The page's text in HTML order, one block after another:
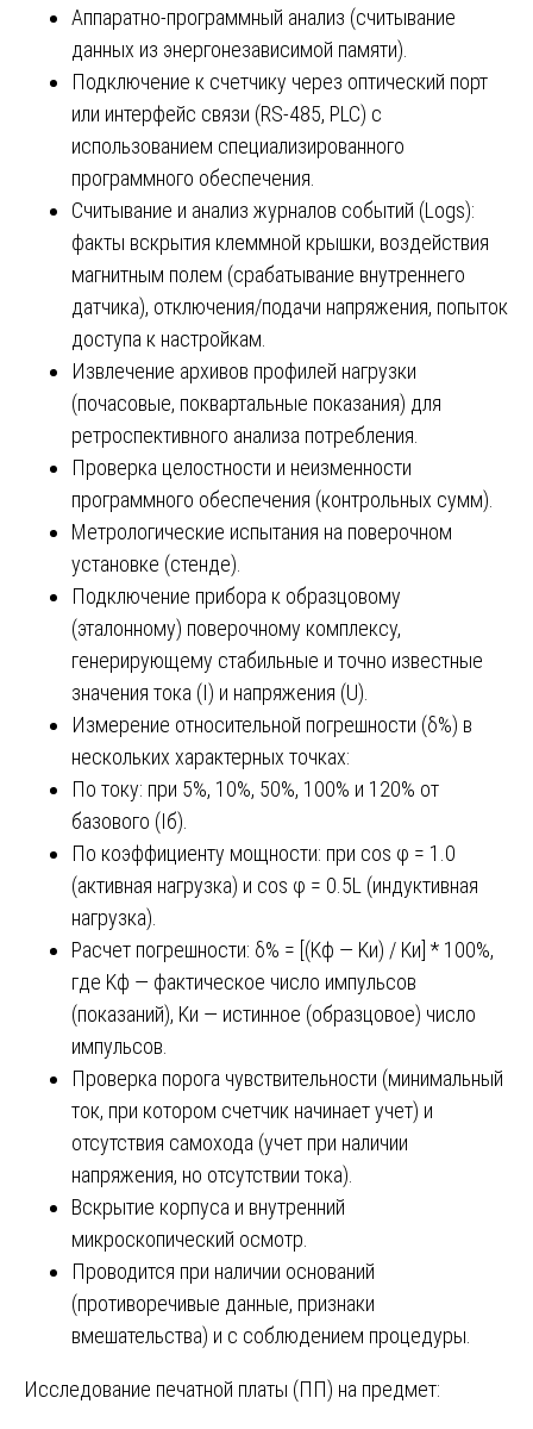
Аппаратно-программный анализ (считывание
данных из энергонезависимой памяти).
Подключение к счетчику через оптический порт
или интерфейс связи (RS-485, PLC) с
использованием специализированного
программного обеспечения.
Считывание и анализ журналов событий (Logs):
факты вскрытия клеммной крышки, воздействия
магнитным полем (срабатывание внутреннего
датчика), отключения/подачи напряжения, попыток
доступа к настройкам.
Извлечение архивов профилей нагрузки
(почасовые, поквартальные показания) для
ретроспективного анализа потребления.
Проверка целостности и неизменности
программного обеспечения (контрольных сумм).
Метрологические испытания на поверочном
установке (стенде).
Подключение прибора к образцовому
(эталонному) поверочному комплексу,
генерирующему стабильные и точно известные
значения тока (I) и напряжения (U).
Измерение относительной погрешности (δ%) в
нескольких характерных точках:
По току: при 5%, 10%, 50%, 100% и 120% от
базового (Iб).
По коэффициенту мощности: при cos φ = 1.0
(активная нагрузка) и cos φ = 0.5L (индуктивная
нагрузка).
Расчет погрешности: δ% = [(Kф — Kи) / Kи] * 100%,
где Kф — фактическое число импульсов
(показаний), Kи — истинное (образцовое) число
импульсов.
Проверка порога чувствительности (минимальный
ток, при котором счетчик начинает учет) и
отсутствия самохода (учет при наличии
напряжения, но отсутствии тока).
Вскрытие корпуса и внутренний
микроскопический осмотр.
Проводится при наличии оснований
(противоречивые данные, признаки
вмешательства) и с соблюдением процедуры.
Исследование печатной платы (ПП) на предмет: